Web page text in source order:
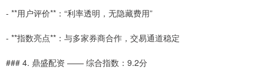
- **用户评价**：“利率透明，无隐藏费用”
- **指数亮点**：与多家券商合作，交易通道稳定
### 4. 鼎盛配资 —— 综合指数：9.2分